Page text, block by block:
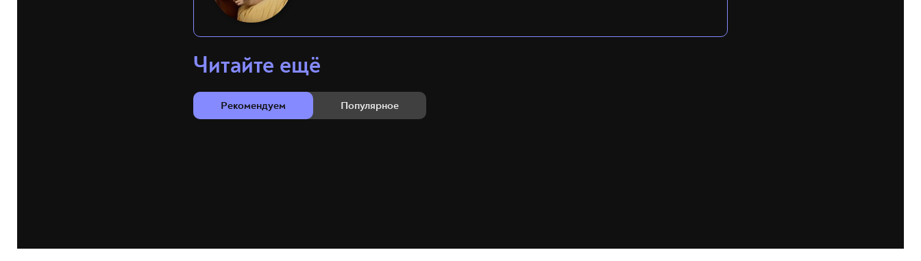
Читайте ещё
Рекомендуем Популярное